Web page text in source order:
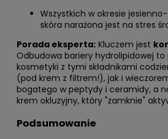
Wszystkich w okresie
skóra narażona jest na stres
Porada eksperta: Kluczem jest
Odbudowa bariery hydrolipidowej to
kosmetyki z tymi składnikami
(pod krem z filtrem!), jak i
bogatego w peptydy i ceramidy, a
krem okluzyjny, który "zamknie"
Podsumowanie